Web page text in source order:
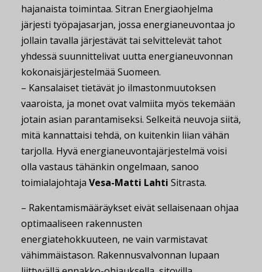
hajanaista toimintaa. Sitran Energiaohjelma
järjesti työpajasarjan, jossa energianeuvontaa jo
jollain tavalla järjestävät tai selvittelevät tahot
yhdessä suunnittelivat uutta energianeuvonnan
kokonaisjärjestelmää Suomeen.
– Kansalaiset tietävät jo ilmastonmuutoksen
vaaroista, ja monet ovat valmiita myös tekemään
jotain asian parantamiseksi. Selkeitä neuvoja siitä,
mitä kannattaisi tehdä, on kuitenkin liian vähän
tarjolla. Hyvä energianeuvontajärjestelmä voisi
olla vastaus tähänkin ongelmaan, sanoo
toimialajohtaja Vesa-Matti Lahti Sitrasta.
– Rakentamismääräykset eivät sellaisenaan ohjaa
optimaaliseen rakennusten
energiatehokkuuteen, ne vain varmistavat
vähimmäistason. Rakennusvalvonnan lupaan